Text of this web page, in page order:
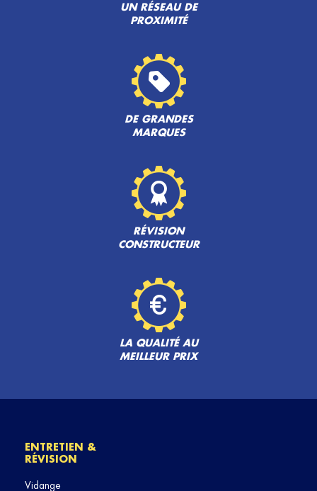
UN RÉSEAU DE
PROXIMITÉ
DE GRANDES
MARQUES
RÉVISION
CONSTRUCTEUR
LA QUALITÉ AU
MEILLEUR PRIX
ENTRETIEN &
RÉVISION
Vidange